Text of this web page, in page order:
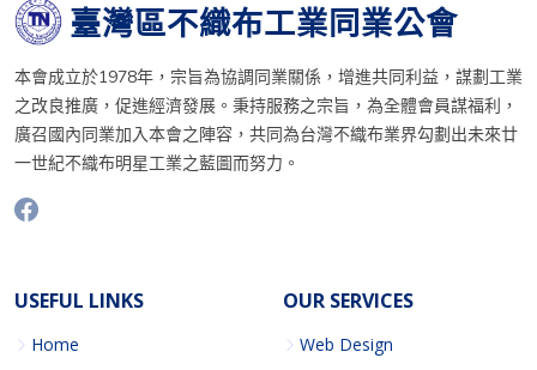
臺灣區不織布工業同業公會
本會成立於1978年，宗旨為協調同業關係，增進共同利益，謀劃工業
之改良推廣，促進經濟發展。秉持服務之宗旨，為全體會員謀福利，
廣召國內同業加入本會之陣容，共同為台灣不織布業界勾劃出未來廿
一世紀不織布明星工業之藍圖而努力。
USEFUL LINKS
Home
OUR SERVICES
Web Design